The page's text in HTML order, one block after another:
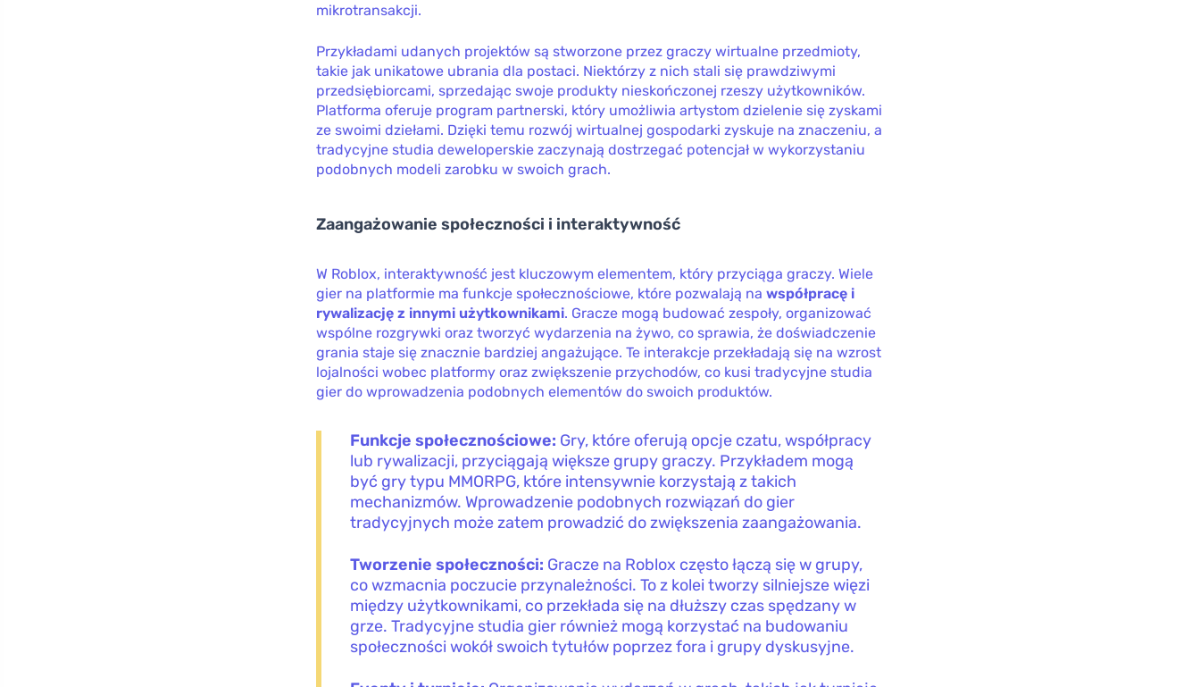
mikrotransakcji.
Przykładami udanych projektów są stworzone przez graczy wirtualne przedmioty,
takie jak unikatowe ubrania dla postaci. Niektórzy z nich stali się prawdziwymi
przedsiębiorcami, sprzedając swoje produkty nieskończonej rzeszy użytkowników.
Platforma oferuje program partnerski, który umożliwia artystom dzielenie się zyskami
ze swoimi dziełami. Dzięki temu rozwój wirtualnej gospodarki zyskuje na znaczeniu, a
tradycyjne studia deweloperskie zaczynają dostrzegać potencjał w wykorzystaniu
podobnych modeli zarobku w swoich grach.
Zaangażowanie społeczności i interaktywność
W Roblox, interaktywność jest kluczowym elementem, który przyciąga graczy. Wiele
gier na platformie ma funkcje społecznościowe, które pozwalają nawspółpracę i
rywalizację z innymi użytkownikami. Gracze mogą budować zespoły, organizować
wspólne rozgrywki oraz tworzyć wydarzenia na żywo, co sprawia, że doświadczenie
grania staje się znacznie bardziej angażujące. Te interakcje przekładają się na wzrost
lojalności wobec platformy oraz zwiększenie przychodów, co kusi tradycyjne studia
gier do wprowadzenia podobnych elementów do swoich produktów.
Funkcje społecznościowe: Gry, które oferują opcje czatu, współpracy
lub rywalizacji, przyciągają większe grupy graczy. Przykładem mogą
być gry typu MMORPG, które intensywnie korzystają z takich
mechanizmów. Wprowadzenie podobnych rozwiązań do gier
tradycyjnych może zatem prowadzić do zwiększenia zaangażowania.
Tworzenie społeczności: Gracze na Roblox często łączą się w grupy,
co wzmacnia poczucie przynależności. To z kolei tworzy silniejsze więzi
między użytkownikami, co przekłada się na dłuższy czas spędzany w
grze. Tradycyjne studia gier również mogą korzystać na budowaniu
społeczności wokół swoich tytułów poprzez fora i grupy dyskusyjne.